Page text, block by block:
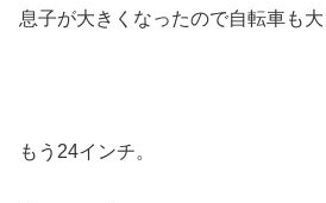
息子が大きくなったので自転車も大
もう24インチ。